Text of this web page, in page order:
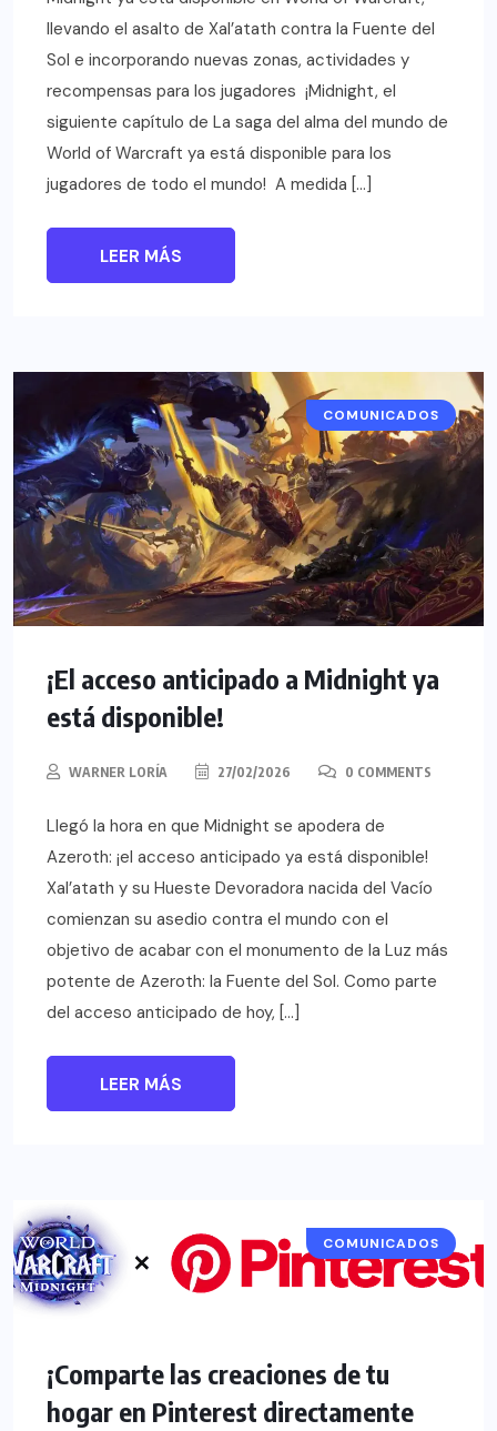
llevando el asalto de Xal’atath contra la Fuente del
Sol e incorporando nuevas zonas, actividades y
recompensas para los jugadores ¡Midnight, el
siguiente capítulo de La saga del alma del mundo de
World of Warcraft ya está disponible para los
jugadores de todo el mundo! A medida […]
LEER MÁS
COMUNICADOS
¡El acceso anticipado a Midnight ya
está disponible!
WARNER LORÍA 27/02/2026 0 COMMENTS
Llegó la hora en que Midnight se apodera de
Azeroth: ¡el acceso anticipado ya está disponible!
Xal’atath y su Hueste Devoradora nacida del Vacío
comienzan su asedio contra el mundo con el
objetivo de acabar con el monumento de la Luz más
potente de Azeroth: la Fuente del Sol. Como parte
del acceso anticipado de hoy, […]
LEER MÁS
COMUNICADOS
¡Comparte las creaciones de tu
hogar en Pinterest directamente